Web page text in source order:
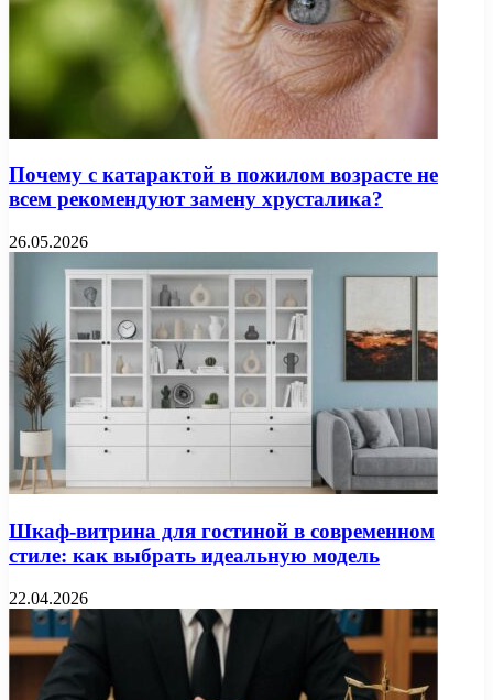
Почему с катарактой в пожилом возрасте не
всем рекомендуют замену хрусталика?
26.05.2026
Шкаф-витрина для гостиной в современном
стиле: как выбрать идеальную модель
22.04.2026